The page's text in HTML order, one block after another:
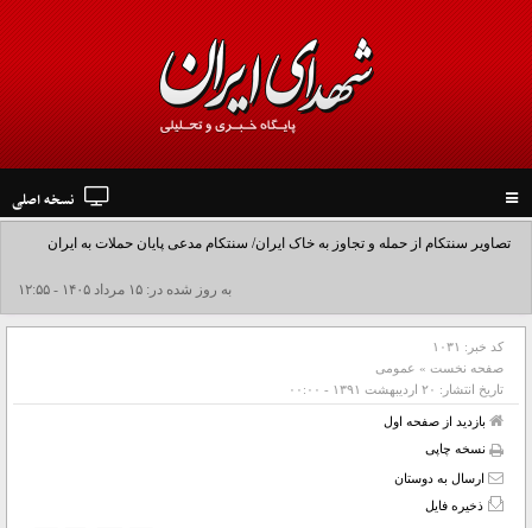
navigation
نسخه اصلی
تصاویر سنتکام از حمله و تجاوز به خاک ایران/ سنتکام مدعی پایان حملات به ایران
شد+فیلم به روز شده در: ۱۵ مرداد ۱۴۰۵ - ۱۲:۵۵
کد خبر: ۱۰۳۱
صفحه نخست » عمومی
تاریخ انتشار: ۲۰ ارديبهشت ۱۳۹۱ - ۰۰:۰۰
بازدید از صفحه اول
نسخه چاپی
ارسال به دوستان
ذخیره فایل